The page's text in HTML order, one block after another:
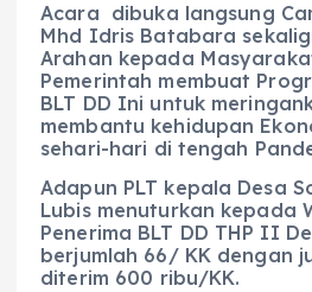
Acara dibuka langsung
Mhd Idris Batabara
Arahan kepada
Pemerintah membuat
BLT DD Ini untuk
membantu kehidupan
sehari-hari di tengah
Adapun PLT kepala Desa
Lubis menuturkan kepada
Penerima BLT DD THP II
berjumlah 66/ KK dengan
diterim 600 ribu/KK.